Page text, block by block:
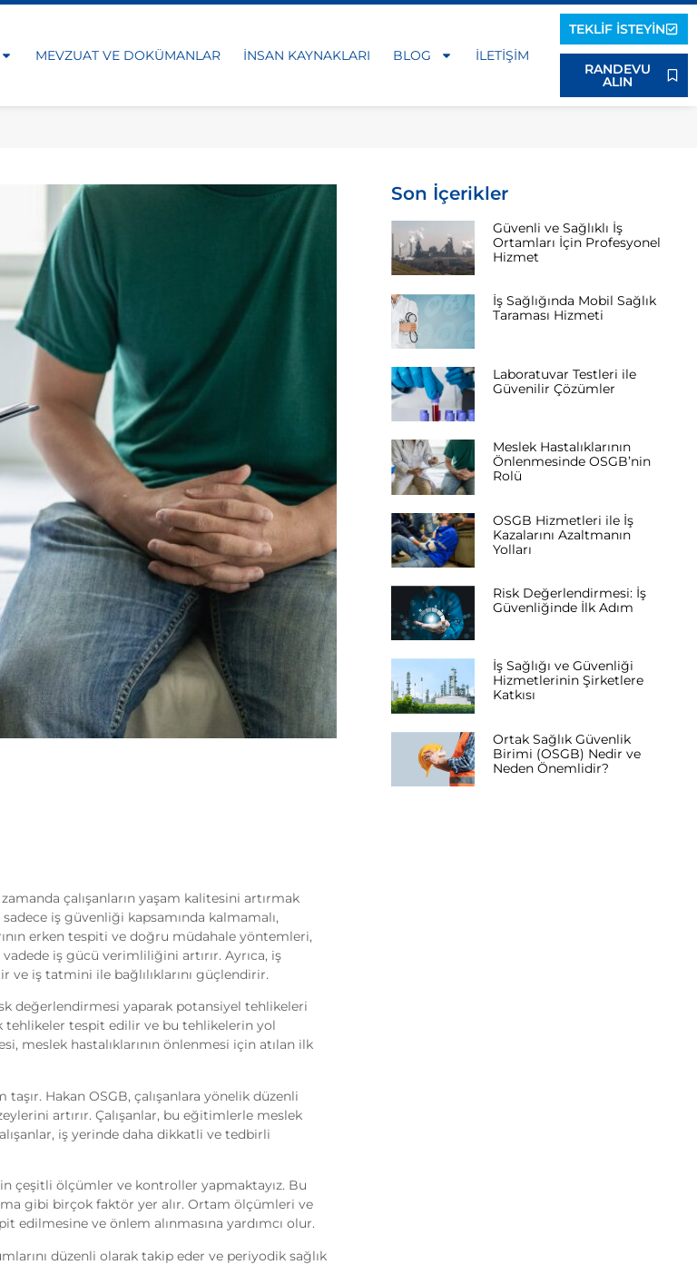
MEVZUAT VE DOKÜMANLAR İNSAN KAYNAKLARI BLOG İLETIŞIM
TEKLIF İSTEYIN
RANDEVU
ALIN
çalışanların yaşam kalitesini artırmak
iş güvenliği kapsamında kalmamalı,
erken tespiti ve doğru müdahale yöntemleri,
iş gücü verimliliğini artırır. Ayrıca, iş
ve iş tatmini ile bağlılıklarını güçlendirir.
değerlendirmesi yaparak potansiyel tehlikeleri
tespit edilir ve bu tehlikelerin yol
meslek hastalıklarının önlenmesi için atılan ilk
Hakan OSGB, çalışanlara yönelik düzenli
artırır. Çalışanlar, bu eğitimlerle meslek
iş yerinde daha dikkatli ve tedbirli
çeşitli ölçümler ve kontroller yapmaktayız. Bu
gibi birçok faktör yer alır. Ortam ölçümleri ve
edilmesine ve önlem alınmasına yardımcı olur.
düzenli olarak takip eder ve periyodik sağlık
Son İçerikler
Güvenli ve Sağlıklı İş
Ortamları İçin Profesyonel
Hizmet
İş Sağlığında Mobil Sağlık
Taraması Hizmeti
Laboratuvar Testleri ile
Güvenilir Çözümler
Meslek Hastalıklarının
Önlenmesinde OSGB’nin
Rolü
OSGB Hizmetleri ile İş
Kazalarını Azaltmanın
Yolları
Risk Değerlendirmesi: İş
Güvenliğinde İlk Adım
İş Sağlığı ve Güvenliği
Hizmetlerinin Şirketlere
Katkısı
Ortak Sağlık Güvenlik
Birimi (OSGB) Nedir ve
Neden Önemlidir?